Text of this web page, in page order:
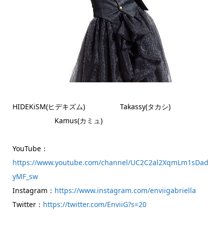
HIDEKiSM(ヒデキズム) Takassy(タカシ)
Kamus(カミュ)
YouTube：
https://www.youtube.com/channel/UC2C2al2XqmLm1sDad
yMF_sw
Instagram： https://www.instagram.com/enviigabriella
Twitter： https://twitter.com/EnviiG?s=20